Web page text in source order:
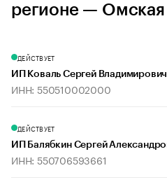
регионе — Омская
ДЕЙСТВУЕТ
ИП Коваль Сергей Владимирович
ИНН: 550510002000
ДЕЙСТВУЕТ
ИП Балябкин Сергей
ИНН: 550706593661